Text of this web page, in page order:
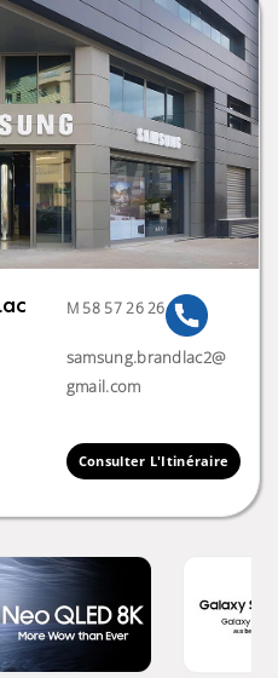
M 58 57 26 26
samsung.brandlac2@
gmail.com
Consulter L'Itinéraire